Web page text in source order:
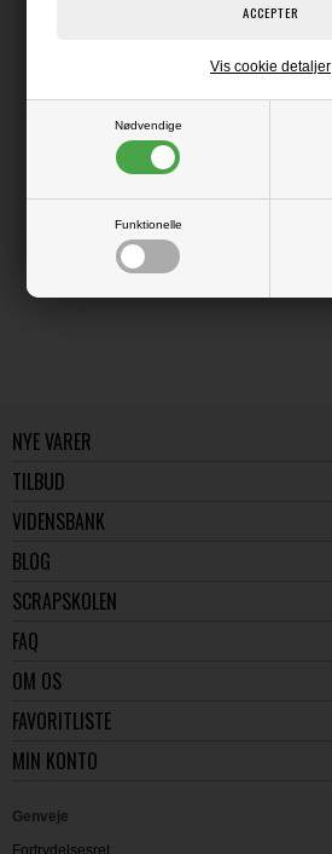
Nødvendige
Funktionelle
Vis cookie detaljer
3 x 8 ark med mønsterpapir.
3 x 1 ark vellum
A5-format - ca. 21 x 15 cm
LÆS OG BLIV INSPIRERET
NYE VARER
TILBUD
VIDENSBANK
BLOG
SCRAPSKOLEN
FAQ
OM OS
FAVORITLISTE
MIN KONTO
Genveje
Fortrydelsesret